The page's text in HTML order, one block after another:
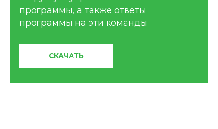
программы, а также ответы
программы на эти команды
СКАЧАТЬ